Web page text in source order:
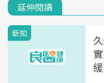
延伸閱讀
新知